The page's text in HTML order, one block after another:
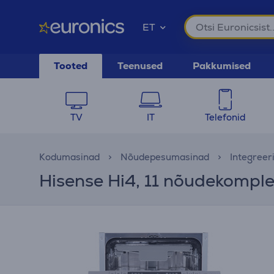
ET
Tooted Teenused Pakkumised
TV IT Telefonid
Kodumasinad Nõudepesumasinad
Hisense Hi4, 11